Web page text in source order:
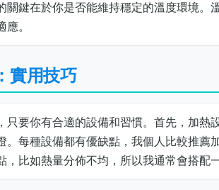
關鍵在於你是否能維持穩定的溫度環境。
。
實用技巧
只要你有合適的設備和習慣。首先，加熱
。每種設備都有優缺點，我個人比較推薦
比如熱量分佈不均，所以我通常會搭配